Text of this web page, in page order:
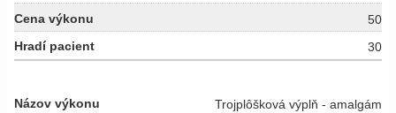
50
30
Trojplôšková výplň - amalgám